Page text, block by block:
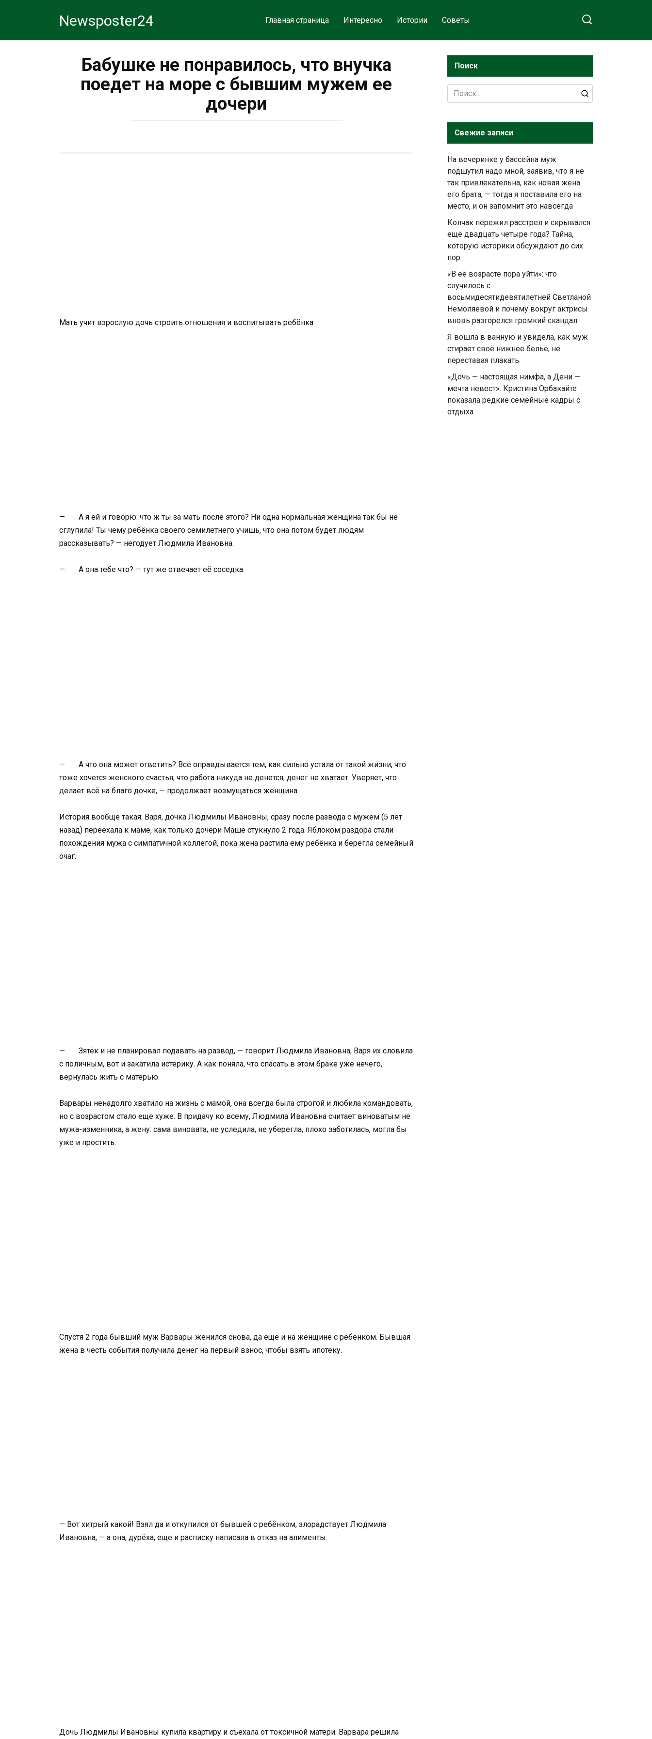
Newsposter24 Главная страница Интересно Истории Советы
Бабушке не понравилось, что внучка
поедет на море с бывшим мужем ее
дочери
Мать учит взрослую дочь строить отношения и воспитывать ребёнка
— А я ей и говорю: что ж ты за мать после этого? Ни одна нормальная женщина так бы не
сглупила! Ты чему ребёнка своего семилетнего учишь, что она потом будет людям
рассказывать? — негодует Людмила Ивановна.
— А она тебе что? — тут же отвечает её соседка.
— А что она может ответить? Всё оправдывается тем, как сильно устала от такой жизни, что
тоже хочется женского счастья, что работа никуда не денется, денег не хватает. Уверяет, что
делает всё на благо дочке, — продолжает возмущаться женщина.
История вообще такая: Варя, дочка Людмилы Ивановны, сразу после развода с мужем (5 лет
назад) переехала к маме, как только дочери Маше стукнуло 2 года. Яблоком раздора стали
похождения мужа с симпатичной коллегой, пока жена растила ему ребёнка и берегла семейный
очаг.
— Зятёк и не планировал подавать на развод, — говорит Людмила Ивановна, Варя их словила
с поличным, вот и закатила истерику. А как поняла, что спасать в этом браке уже нечего,
вернулась жить с матерью.
Варвары ненадолго хватило на жизнь с мамой, она всегда была строгой и любила командовать,
но с возрастом стало еще хуже. В придачу ко всему, Людмила Ивановна считает виноватым не
мужа-изменника, а жену: сама виновата, не уследила, не уберегла, плохо заботилась, могла бы
уже и простить.
Спустя 2 года бывший муж Варвары женился снова, да еще и на женщине с ребёнком. Бывшая
жена в честь события получила денег на первый взнос, чтобы взять ипотеку.
— Вот хитрый какой! Взял да и откупился от бывшей с ребёнком, злорадствует Людмила
Ивановна, — а она, дурёха, еще и расписку написала в отказ на алименты.
Дочь Людмилы Ивановны купила квартиру и съехала от токсичной матери. Варвара решила
Поиск
Search
for:
Свежие записи
На вечеринке у бассейна муж
подшутил надо мной, заявив, что я не
так привлекательна, как новая жена
его брата, — тогда я поставила его на
место, и он запомнит это навсегда
Колчак пережил расстрел и скрывался
ещё двадцать четыре года? Тайна,
которую историки обсуждают до сих
пор
«В её возрасте пора уйти»: что
случилось с
восьмидесятидевятилетней Светланой
Немоляевой и почему вокруг актрисы
вновь разгорелся громкий скандал
Я вошла в ванную и увидела, как муж
стирает своё нижнее бельё, не
переставая плакать.
«Дочь — настоящая нимфа, а Дени —
мечта невест»: Кристина Орбакайте
показала редкие семейные кадры с
отдыха